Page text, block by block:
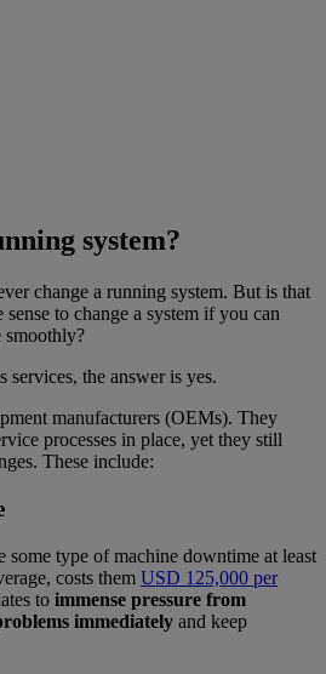
system?
change a running system. But is that
to change a system if you can
smoothly?
services, the answer is yes.
manufacturers (OEMs). They
processes in place, yet they still
These include:
some type of machine downtime at least
costs them USD 125,000 per
to immense pressure from
immediately and keep